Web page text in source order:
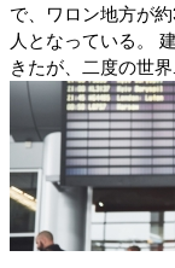
で、ワロン地方が
人となっている。
きたが、二度の世界...